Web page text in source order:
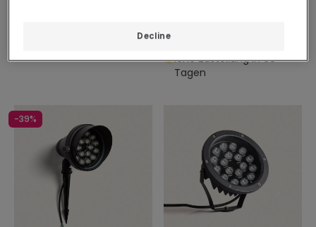
iche Zustellung in 90
Tagen
-39%
Decline